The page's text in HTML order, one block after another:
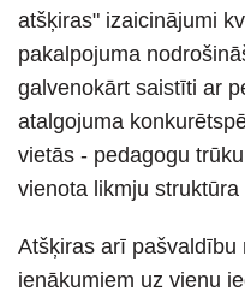
atšķiras" izaicinājumi
pakalpojuma
galvenokārt saistīti ar
atalgojuma
vietās - pedagogu
vienota likmju
Atšķiras arī
ienākumiem uz vienu